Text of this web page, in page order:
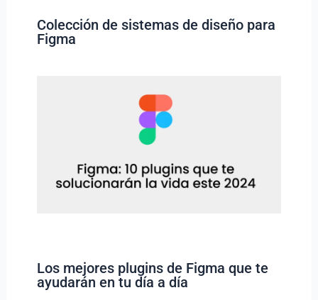
Colección de sistemas de diseño para
Figma
Los mejores plugins de Figma que te
ayudarán en tu día a día